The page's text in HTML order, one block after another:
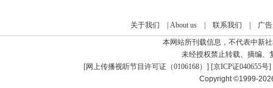
关于我们 About us| 联系我们
广
本网站所刊载信息，不代表中新
未经授权禁止转载、摘编、
[网上传播视听节目许可证（0106168） ] [京ICP证040655号]
Copyright ©1999-